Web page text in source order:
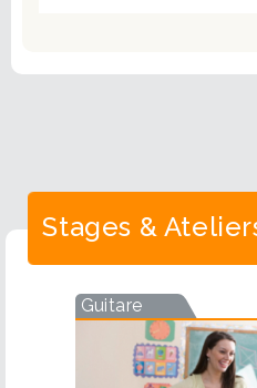
Stages &
Guitare